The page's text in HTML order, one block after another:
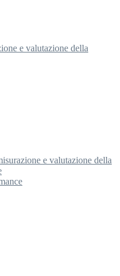
e valutazione della
e valutazione della